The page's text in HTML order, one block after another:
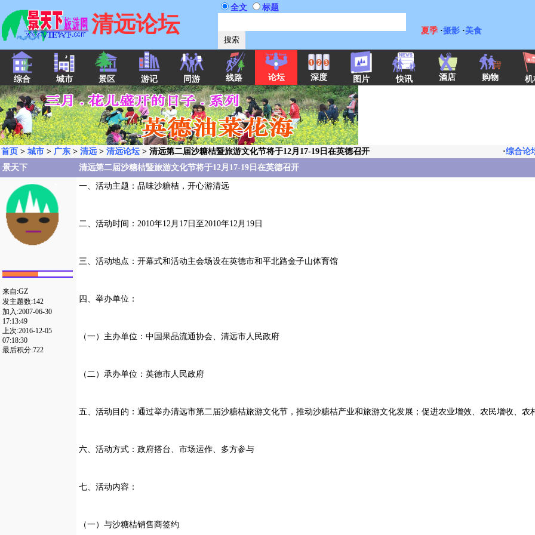
清远论坛
全文 标题
夏季 ·摄影 ·美食
综合 城市 景区 游记 同游 线路 论坛 深度 图片 快讯 酒店 购物 机
首页 > 城市 > 广东 > 清远 > 清远论坛 > 清远第二届沙糖桔暨旅游文化节将于12月17-19日在英德召开 ·综合论
景天下
清远第二届沙糖桔暨旅游文化节将于12月17-19日在英德召开
来自:GZ
发主题数:142
加入:2007-06-30
17:13:49
上次:2016-12-05
07:18:30
最后积分:722
一、活动主题：品味沙糖桔，开心游清远
二、活动时间：2010年12月17日至2010年12月19日
三、活动地点：开幕式和活动主会场设在英德市和平北路金子山体育馆
四、举办单位：
（一）主办单位：中国果品流通协会、清远市人民政府
（二）承办单位：英德市人民政府
五、活动目的：通过举办清远市第二届沙糖桔旅游文化节，推动沙糖桔产业和旅游文化发展；促进农业增效、农民增收、农
六、活动方式：政府搭台、市场运作、多方参与
七、活动内容：
（一）与沙糖桔销售商签约